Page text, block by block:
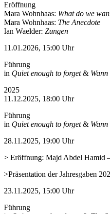
Eröffnung
Mara Wohnhaas: What do we
Mara Wohnhaas: The Anecdote
Ian Waelder: Zungen
11.01.2026, 15:00 Uhr
Führung
in Quiet enough to forget&
2025
11.12.2025, 18:00 Uhr
Führung
in Quiet enough to forget&
28.11.2025, 19:00 Uhr
> Eröffnung: Majd Abdel Hamid
>Präsentation der Jahresgaben
23.11.2025, 15:00 Uhr
Führung